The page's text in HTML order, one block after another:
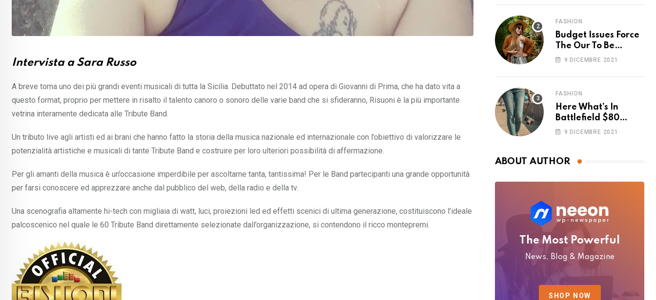
Intervista a Sara Russo
A breve torna uno dei più grandi eventi musicali di tutta la Sicilia. Debuttato nel 2014 ad opera di Giovanni di Prima, che ha dato vita a
questo format, proprio per mettere in risalto il talento canoro o sonoro delle varie band che si sfideranno, Risuoni è la più importante
vetrina interamente dedicata alle Tribute Band.
Un tributo live agli artisti ed ai brani che hanno fatto la storia della musica nazionale ed internazionale con l’obiettivo di valorizzare le
potenzialità artistiche e musicali di tante Tribute Band e costruire per loro ulteriori possibilità di affermazione.
Per gli amanti della musica è un’occasione imperdibile per ascoltarne tanta, tantissima! Per le Band partecipanti una grande opportunità
per farsi conoscere ed apprezzare anche dal pubblico del web, della radio e della tv.
Una scenografia altamente hi-tech con migliaia di watt, luci, proiezioni led ed effetti scenici di ultima generazione, costituiscono l’ideale
palcoscenico nel quale le 60 Tribute Band direttamente selezionate dall’organizzazione, si contendono il ricco montepremi.
FASHION
Budget Issues Force
The Our To Be
Cancelled
9 DICEMBRE 2021
FASHION
Here What’s In
Battlefield $80
Deluxe Edition
9 DICEMBRE 2021
ABOUT AUTHOR
The Most Powerful
News, Blog & Magazine
SHOP NOW